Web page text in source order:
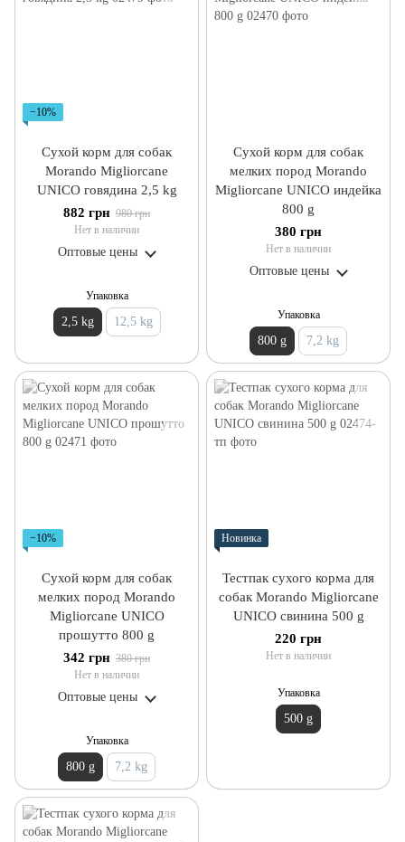
−10%
Сухой корм для собак
Morando Migliorcane
UNICO говядина 2,5 kg
882 грн 980 грн
Нет в наличии
Оптовые цены
Упаковка
2,5 kg 12,5 kg
Сухой корм для собак
мелких пород Morando
Migliorcane UNICO индейка
800 g
380 грн
Нет в наличии
Оптовые цены
Упаковка
800 g 7,2 kg
−10%
Сухой корм для собак
мелких пород Morando
Migliorcane UNICO
прошутто 800 g
342 грн 380 грн
Нет в наличии
Оптовые цены
Упаковка
800 g 7,2 kg
Новинка
Тестпак сухого корма для
собак Morando Migliorcane
UNICO свинина 500 g
220 грн
Нет в наличии
Упаковка
500 g